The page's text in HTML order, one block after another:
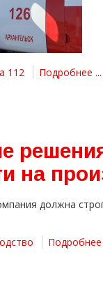
112 Подробнее ...
на
должна
Подробнее